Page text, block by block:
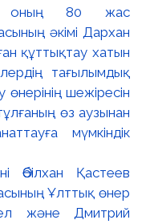
Қастеев
Ұлттық өнер
және Дмитрий